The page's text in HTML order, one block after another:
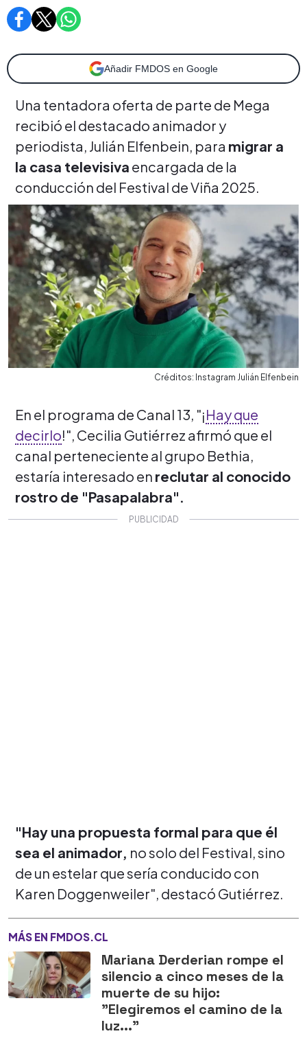
Añadir FMDOS en Google
Una tentadora oferta de parte de Mega
recibió el destacado animador y
periodista, Julián Elfenbein, para migrar a
la casa televisiva encargada de la
conducción del Festival de Viña 2025.
Créditos: Instagram Julián Elfenbein
En el programa de Canal 13, "¡Hay que
decirlo!", Cecilia Gutiérrez afirmó que el
canal perteneciente al grupo Bethia,
estaría interesado en reclutar al conocido
rostro de "Pasapalabra".
"Hay una propuesta formal para que él
sea el animador, no solo del Festival, sino
de un estelar que sería conducido con
Karen Doggenweiler", destacó Gutiérrez.
MÁS EN FMDOS.CL
Mariana Derderian rompe el
silencio a cinco meses de la
muerte de su hijo:
"Elegiremos el camino de la
luz..."